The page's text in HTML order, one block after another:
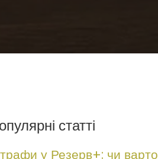
статті
у Резерв+: чи варто